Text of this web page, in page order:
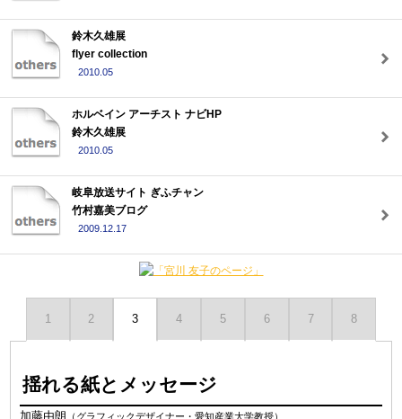
鈴木久雄展
flyer collection
2010.05
ホルベイン アーチスト ナビHP
鈴木久雄展
2010.05
岐阜放送サイト ぎふチャン
竹村嘉美ブログ
2009.12.17
1 2 3 4 5 6 7 8
揺れる紙とメッセージ
加藤由朗 （グラフィックデザイナー・愛知産業大学教授）